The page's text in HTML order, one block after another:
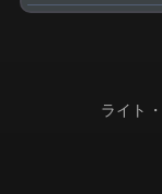
ライト